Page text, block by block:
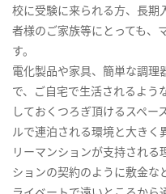
校に受験に来られる方、長期
者様のご家族等にとっても、
す。
電化製品や家具、簡単な調理
で、ご自宅で生活されるよう
しておくつろぎ頂けるスペー
ルで連泊される環境と大きく
リーマンションが支持され
ションの契約のように敷金な